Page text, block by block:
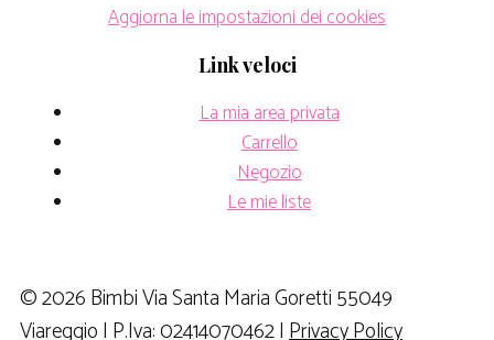
Aggiorna le impostazioni dei cookies
Link veloci
La mia area privata
Carrello
Negozio
Le mie liste
© 2026 Bimbi Via Santa Maria Goretti 55049
Viareggio | P.Iva: 02414070462 |Privacy Policy